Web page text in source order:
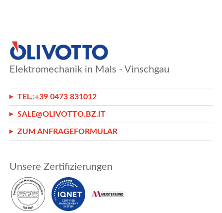
Elektromechanik in Mals - Vinschgau
TEL.:+39 0473 831012
SALE@OLIVOTTO.BZ.IT
ZUM ANFRAGEFORMULAR
Unsere Zertifizierungen